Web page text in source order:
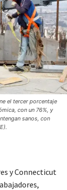
el tercer porcentaje
con un 76%, y
sanos, con
y Connecticut